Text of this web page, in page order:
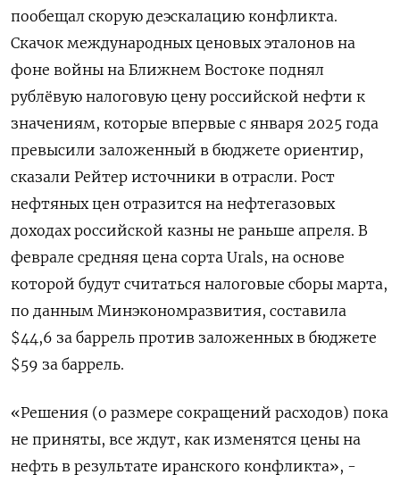
пообещал скорую деэскалацию конфликта.
Скачок международных ценовых эталонов на
фоне войны на Ближнем Востоке поднял
рублёвую налоговую цену российской нефти к
значениям, которые впервые с января 2025 года
превысили заложенный в ​бюджете ориентир,
сказали Рейтер источники в отрасли. Рост
нефтяных цен ⁠отразится на нефтегазовых
доходах российской казны не раньше апреля. В
феврале средняя цена сорта Urals, на основе
которой будут считаться налоговые сборы марта,
по данным Минэкономразвития, составила
$44,6 за баррель против заложенных в бюджете
$59 за баррель.
«Решения (о ‌размере сокращений расходов) пока
не приняты, все ждут, как изменятся цены на
нефть в результате иранского конфликта», -